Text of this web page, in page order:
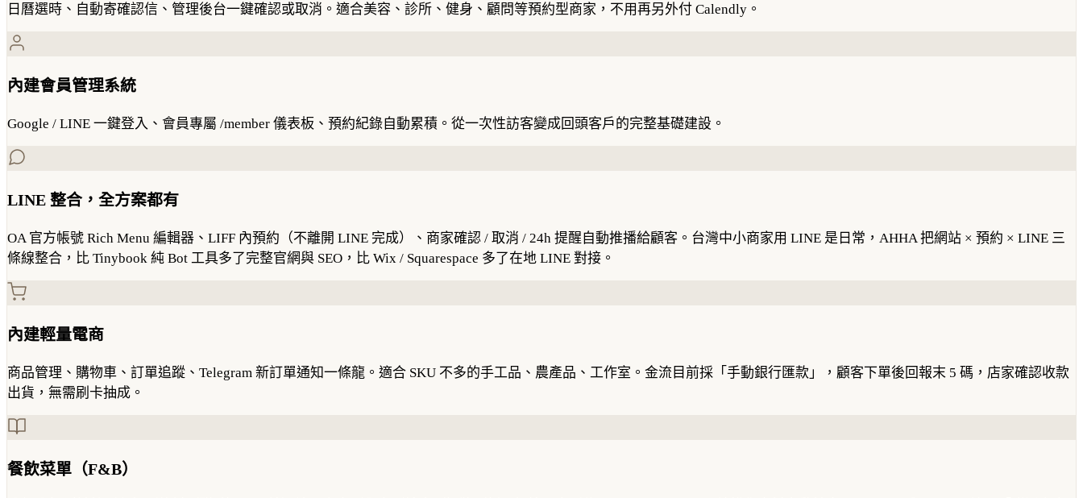
日曆選時、自動寄確認信、管理後台一鍵確認或取消。適合美容、診所、健身、顧問等預約型商家，不用再另外付 Calendly。
內建會員管理系統
Google / LINE 一鍵登入、會員專屬 /member 儀表板、預約紀錄自動累積。從一次性訪客變成回頭客戶的完整基礎建設。
LINE 整合，全方案都有
OA 官方帳號 Rich Menu 編輯器、LIFF 內預約（不離開 LINE 完成）、商家確認 / 取消 / 24h 提醒自動推播給顧客。台灣中小商家用 LINE 是日常，AHHA 把網站 × 預約 × LINE 三
條線整合，比 Tinybook 純 Bot 工具多了完整官網與 SEO，比 Wix / Squarespace 多了在地 LINE 對接。
內建輕量電商
商品管理、購物車、訂單追蹤、Telegram 新訂單通知一條龍。適合 SKU 不多的手工品、農產品、工作室。金流目前採「手動銀行匯款」，顧客下單後回報末 5 碼，店家確認收款
出貨，無需刷卡抽成。
餐飲菜單（F&B）